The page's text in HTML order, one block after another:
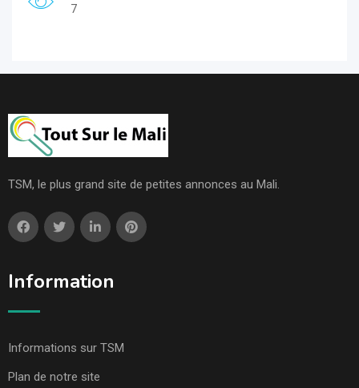
7
TSM, le plus grand site de petites annonces au Mali.
Information
Informations sur TSM
Plan de notre site